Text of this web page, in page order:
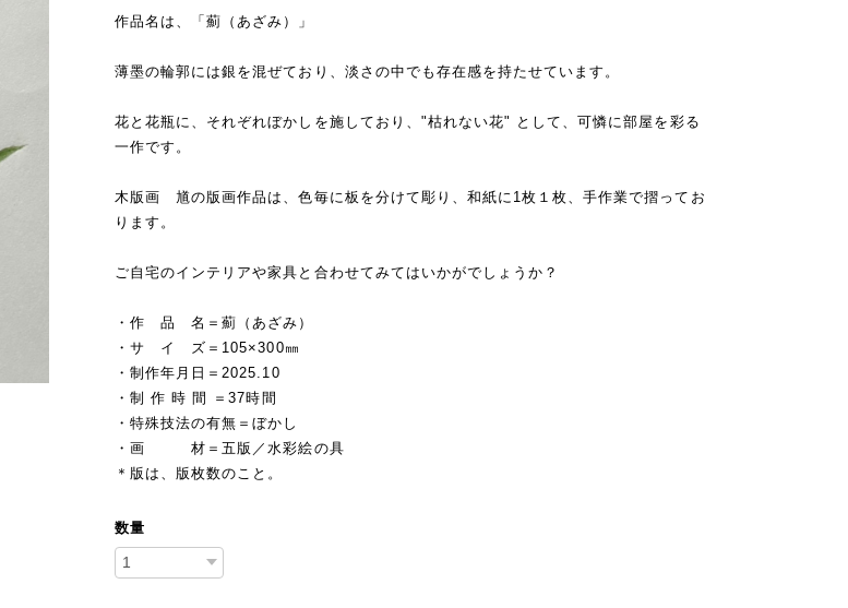
作品名は、「薊（あざみ）」
薄墨の輪郭には銀を混ぜており、淡さの中でも存在感を持たせています。
花と花瓶に、それぞれぼかしを施しており、"枯れない花" として、可憐に部屋を彩る
一作です。
木版画 馗の版画作品は、色毎に板を分けて彫り、和紙に1枚１枚、手作業で摺ってお
ります。
ご自宅のインテリアや家具と合わせてみてはいかがでしょうか？
・作 品 名＝薊（あざみ）
・サ イ ズ＝105×300㎜
・制作年月日＝2025.10
・制 作 時 間 ＝37時間
・特殊技法の有無＝ぼかし
・画 材＝五版／水彩絵の具
＊版は、版枚数のこと。
数量